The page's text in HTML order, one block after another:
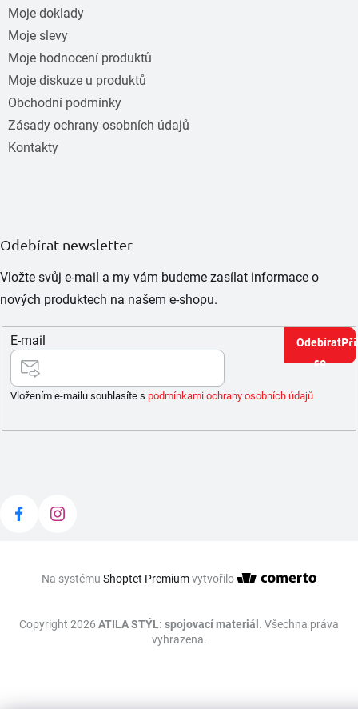
Moje doklady
Moje slevy
Moje hodnocení produktů
Moje diskuze u produktů
Obchodní podmínky
Zásady ochrany osobních údajů
Kontakty
Odebírat newsletter
Vložte svůj e-mail a my vám budeme zasílat informace o
nových produktech na našem e-shopu.
E-mail
Vložením e-mailu souhlasíte s podmínkami ochrany osobních údajů
se
Na systému Shoptet Premiumvytvořilo
Copyright 2026 ATILA STÝL: spojovací materiál . Všechna práva
vyhrazena.